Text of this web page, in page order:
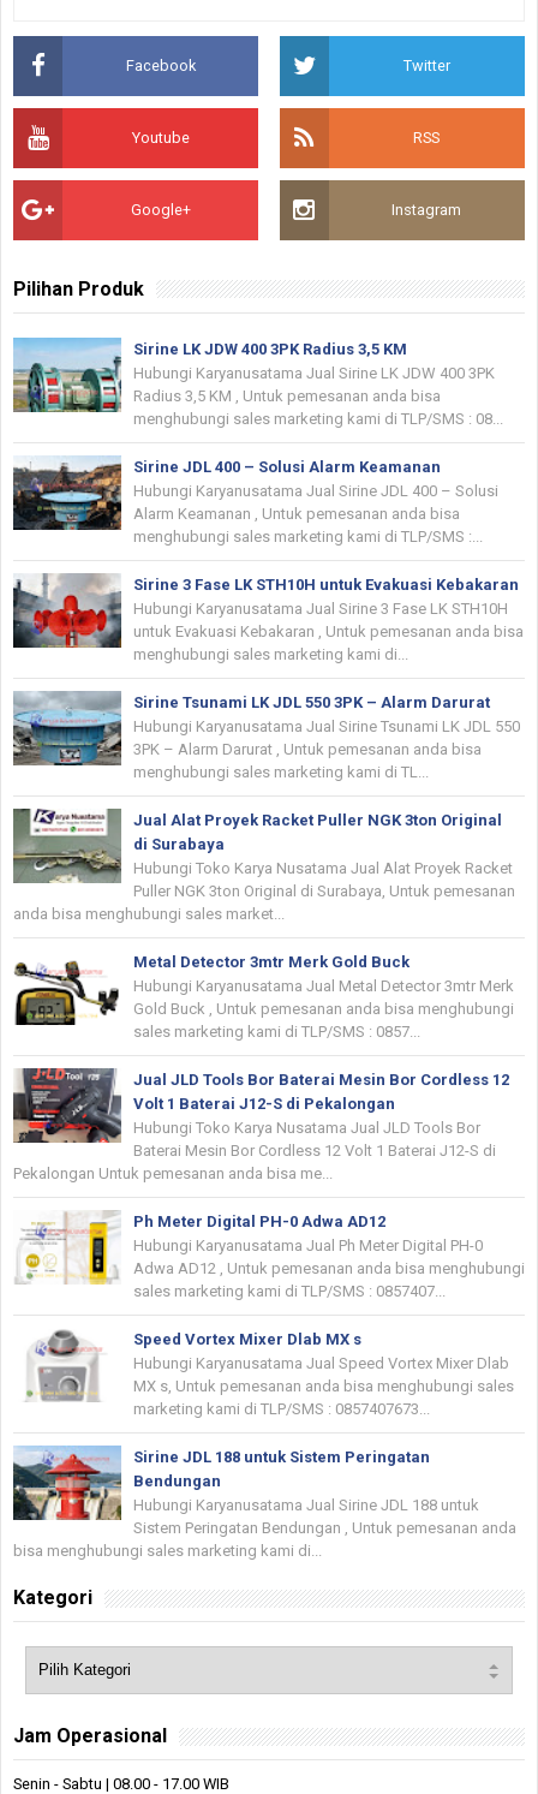
Facebook Twitter
Youtube RSS
Google+ Instagram
Pilihan Produk
Sirine LK JDW 400 3PK Radius 3,5 KM
Hubungi Karyanusatama Jual Sirine LK JDW 400 3PK
Radius 3,5 KM , Untuk pemesanan anda bisa
menghubungi sales marketing kami di TLP/SMS : 08...
Sirine JDL 400 – Solusi Alarm Keamanan
Hubungi Karyanusatama Jual Sirine JDL 400 – Solusi
Alarm Keamanan , Untuk pemesanan anda bisa
menghubungi sales marketing kami di TLP/SMS :...
Sirine 3 Fase LK STH10H untuk Evakuasi Kebakaran
Hubungi Karyanusatama Jual Sirine 3 Fase LK STH10H
untuk Evakuasi Kebakaran , Untuk pemesanan anda bisa
menghubungi sales marketing kami di...
Sirine Tsunami LK JDL 550 3PK – Alarm Darurat
Hubungi Karyanusatama Jual Sirine Tsunami LK JDL 550
3PK – Alarm Darurat , Untuk pemesanan anda bisa
menghubungi sales marketing kami di TL...
Jual Alat Proyek Racket Puller NGK 3ton Original
di Surabaya
Hubungi Toko Karya Nusatama Jual Alat Proyek Racket
Puller NGK 3ton Original di Surabaya, Untuk pemesanan
anda bisa menghubungi sales market...
Metal Detector 3mtr Merk Gold Buck
Hubungi Karyanusatama Jual Metal Detector 3mtr Merk
Gold Buck , Untuk pemesanan anda bisa menghubungi
sales marketing kami di TLP/SMS : 0857...
Jual JLD Tools Bor Baterai Mesin Bor Cordless 12
Volt 1 Baterai J12-S di Pekalongan
Hubungi Toko Karya Nusatama Jual JLD Tools Bor
Baterai Mesin Bor Cordless 12 Volt 1 Baterai J12-S di
Pekalongan Untuk pemesanan anda bisa me...
Ph Meter Digital PH-0 Adwa AD12
Hubungi Karyanusatama Jual Ph Meter Digital PH-0
Adwa AD12 , Untuk pemesanan anda bisa menghubungi
sales marketing kami di TLP/SMS : 0857407...
Speed Vortex Mixer Dlab MX s
Hubungi Karyanusatama Jual Speed Vortex Mixer Dlab
MX s, Untuk pemesanan anda bisa menghubungi sales
marketing kami di TLP/SMS : 0857407673...
Sirine JDL 188 untuk Sistem Peringatan
Bendungan
Hubungi Karyanusatama Jual Sirine JDL 188 untuk
Sistem Peringatan Bendungan , Untuk pemesanan anda
bisa menghubungi sales marketing kami di...
Kategori
Jam Operasional
Senin - Sabtu | 08.00 - 17.00 WIB